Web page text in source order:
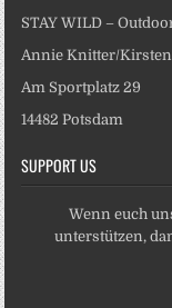
STAY WILD –
Annie Knitter/
Am Sportplatz 29
14482 Potsdam
SUPPORT US
Wenn euch
unterstützen,